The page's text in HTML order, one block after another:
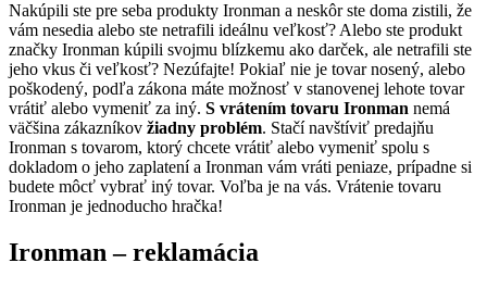
Nakúpili ste pre seba produkty Ironman a neskôr ste doma zistili, že
vám nesedia alebo ste netrafili ideálnu veľkosť? Alebo ste produkt
značky Ironman kúpili svojmu blízkemu ako darček, ale netrafili ste
jeho vkus či veľkosť? Nezúfajte! Pokiaľ nie je tovar nosený, alebo
poškodený, podľa zákona máte možnosť v stanovenej lehote tovar
vrátiť alebo vymeniť za iný. S vrátením tovaru Ironman nemá
väčšina zákazníkov žiadny problém. Stačí navštíviť predajňu
Ironman s tovarom, ktorý chcete vrátiť alebo vymeniť spolu s
dokladom o jeho zaplatení a Ironman vám vráti peniaze, prípadne si
budete môcť vybrať iný tovar. Voľba je na vás. Vrátenie tovaru
Ironman je jednoducho hračka!
Ironman – reklamácia